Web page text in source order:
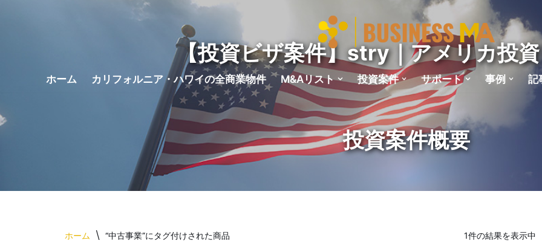
ホーム カリフォルニア・ハワイの全商業物件 M&Aリスト 投資案件 サポート 事例 記
ホーム \ “中古事業”にタグ付けされた商品 1件の結果を表示中
【投資ビザ案件】stry｜アメリカ投